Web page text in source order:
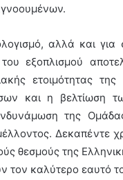
αλλά και για
εξοπλισμού
ετοιμότητας
και η βελτίωση
της
Δεκαπέντε
θεσμούς της
τον καλύτερο εαυτό